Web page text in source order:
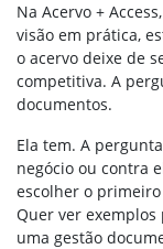
Na Acervo +
visão em prática,
o acervo deixe de
competitiva. A
documentos.
Ela tem. A
negócio ou contra
escolher o
Quer ver
uma gestão